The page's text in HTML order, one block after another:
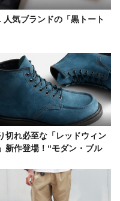
気ブランドの「黒トート
切れ必至な「レッドウィン
新作登場！“モダン・ブル
逃すな